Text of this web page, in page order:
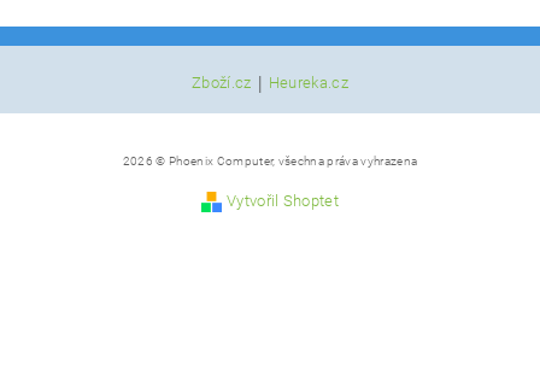
Zboží.cz | Heureka.cz
2026 © Phoenix Computer, všechna práva vyhrazena
Vytvořil Shoptet